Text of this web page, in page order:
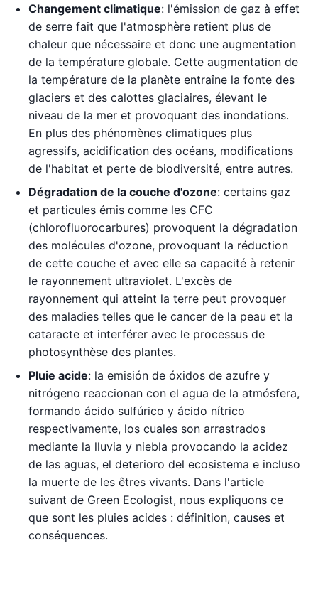
Changement climatique: l'émission de gaz à effet
de serre fait que l'atmosphère retient plus de
chaleur que nécessaire et donc une augmentation
de la température globale. Cette augmentation de
la température de la planète entraîne la fonte des
glaciers et des calottes glaciaires, élevant le
niveau de la mer et provoquant des inondations.
En plus des phénomènes climatiques plus
agressifs, acidification des océans, modifications
de l'habitat et perte de biodiversité, entre autres.
Dégradation de la couche d'ozone: certains gaz
et particules émis comme les CFC
(chlorofluorocarbures) provoquent la dégradation
des molécules d'ozone, provoquant la réduction
de cette couche et avec elle sa capacité à retenir
le rayonnement ultraviolet. L'excès de
rayonnement qui atteint la terre peut provoquer
des maladies telles que le cancer de la peau et la
cataracte et interférer avec le processus de
photosynthèse des plantes.
Pluie acide: la emisión de óxidos de azufre y
nitrógeno reaccionan con el agua de la atmósfera,
formando ácido sulfúrico y ácido nítrico
respectivamente, los cuales son arrastrados
mediante la lluvia y niebla provocando la acidez
de las aguas, el deterioro del ecosistema e incluso
la muerte de les êtres vivants. Dans l'article
suivant de Green Ecologist, nous expliquons ce
que sont les pluies acides : définition, causes et
conséquences.